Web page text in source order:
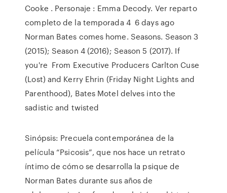
Cooke . Personaje : Emma Decody. Ver reparto
completo de la temporada 4 6 days ago
Norman Bates comes home. Seasons. Season 3
(2015); Season 4 (2016); Season 5 (2017). If
you're From Executive Producers Carlton Cuse
(Lost) and Kerry Ehrin (Friday Night Lights and
Parenthood), Bates Motel delves into the
sadistic and twisted
Sinópsis: Precuela contemporánea de la
película “Psicosis”, que nos hace un retrato
íntimo de cómo se desarrolla la psique de
Norman Bates durante sus años de